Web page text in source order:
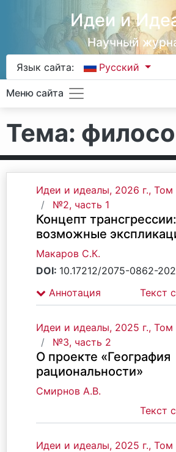
Идеи и
Научный
Язык сайта: Русский
Меню сайта
Тема:
Идеи и идеалы, 2026 г., Том
№2, часть 1
Концепт
возможные
Макаров С.К.
DOI: 10.17212/2075-0862-
Аннотация
Текст
Идеи и идеалы, 2025 г., Том
№3, часть 2
О проекте «География
рациональности»
Смирнов А.В.
Текст
Идеи и идеалы, 2025 г., Том